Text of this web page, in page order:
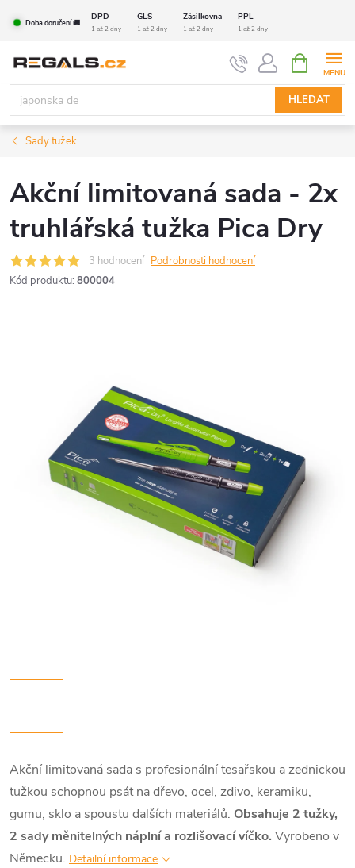
Doba doručení 🚚
DPD GLS Zásilkovna PPL
1 až 2 dny 1 až 2 dny 1 až 2 dny 1 až 2 dny
HLEDAT
NÁKUPNÍ
KOŠÍK
Sady tužek
Akční limitovaná sada - 2x
truhlářská tužka Pica Dry
3 hodnocení Podrobnosti hodnocení
Kód produktu: 800004
Akční limitovaná sada s profesionální tesařskou a zednickou
tužkou schopnou psát na dřevo, ocel, zdivo, keramiku,
gumu, sklo a spoustu dalších materiálů. Obsahuje 2 tužky,
2 sady měnitelných náplní a rozlišovací víčko. Vyrobeno v
Německu. Detailní informace